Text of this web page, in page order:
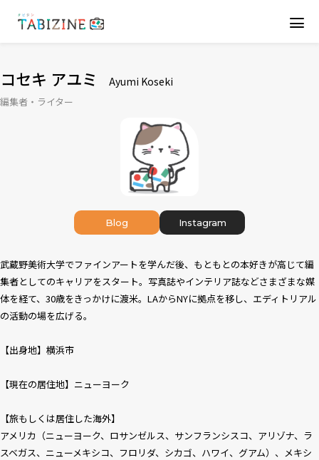
Blog Instagram
コセキ アユミ Ayumi Koseki
編集者・ライター
武蔵野美術大学でファインアートを学んだ後、もともとの本好きが高じて編
集者としてのキャリアをスタート。写真誌やインテリア誌などさまざまな媒
体を経て、30歳をきっかけに渡米。LAからNYに拠点を移し、エディトリアル
の活動の場を広げる。
【出身地】横浜市
【現在の居住地】ニューヨーク
【旅もしくは居住した海外】
アメリカ（ニューヨーク、ロサンゼルス、サンフランシスコ、アリゾナ、ラ
スベガス、ニューメキシコ、フロリダ、シカゴ、ハワイ、グアム）、メキシ